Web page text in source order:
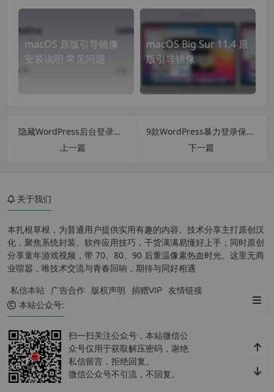
macOS 原版引导镜像
安装说明 常见问题
macOS Big Sur 11.4 原
版引导镜像
隐藏WordPress后台登录地址插件 WPS Hide Login v1.9.3 汉化中文版
上一篇
9款WordPress暴力登录保护防黑客插件保护WordPress网站安全
下一篇
和原版什么区别？
关于 2018 后新款 Mac 增加 T2
安全芯片造成无法 U 盘启动解决办
法
何启动 U 盘与恢复模式
关于我们
本扎根草根，为普通用户提供实用有趣的内容。技术分享主打原创汉
化，聚焦系统封装、软件应用技巧，干货满满易懂好上手；同时原创
分享童年游戏视频，带 70、80、90 后重温像素热血时光。这里无商
业喧嚣，唯技术交流与青春回响，期待与同好相遇
私信本站 广告合作 版权声明 捐赠VIP 友情链接
本站公众号:
扫一扫关注公众号，本站微信公
众号仅用于获取解压密码，谢绝
私信留言，拒绝回复。
微信公众号不引流，不回复。